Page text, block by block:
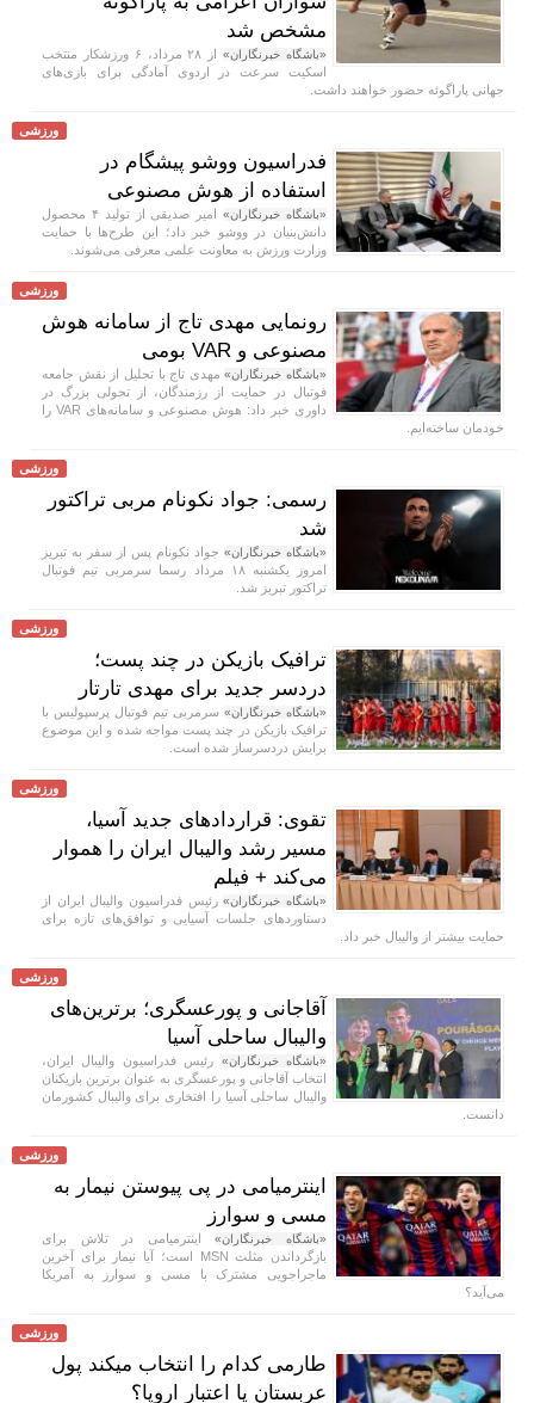
مشخص شد
«باشگاه خبرنگاران»
از ۲۸ مرداد، ۶ ورزشکار منتخب
اسکیت سرعت در اردوی آمادگی برای بازی‌های
جهانی پاراگوئه حضور خواهند داشت.
ورزشی
فدراسیون ووشو پیشگام در
استفاده از هوش مصنوعی
«باشگاه خبرنگاران»
امیر صدیقی از تولید ۴ محصول
دانش‌بنیان در ووشو خبر داد؛ این طرح‌ها با حمایت
وزارت ورزش به معاونت علمی معرفی می‌شوند.
ورزشی
رونمایی مهدی تاج از سامانه هوش
مصنوعی و VAR بومی
«باشگاه خبرنگاران»مهدی تاج با تجلیل از نقش جامعه
فوتبال در حمایت از رزمندگان، از تحولی بزرگ در
داوری خبر داد: هوش مصنوعی و سامانه‌های VAR را
خودمان ساخته‌ایم.
ورزشی
رسمی: جواد نکونام مربی تراکتور
شد
«باشگاه خبرنگاران» جواد نکونام پس از سفر به تبریز
امروز یکشنبه ۱۸ مرداد رسما سرمربی تیم فوتبال
تراکتور تبریز شد.
ورزشی
ترافیک بازیکن در چند پست؛
دردسر جدید برای مهدی تارتار
«باشگاه خبرنگاران» سرمربی تیم فوتبال پرسپولیس با
ترافیک بازیکن در چند پست مواجه شده و این موضوع
برایش دردسرساز شده است.
ورزشی
تقوی: قرارداد‌های جدید آسیا،
مسیر رشد والیبال ایران را هموار
می‌کند + فیلم
«باشگاه خبرنگاران»رئیس فدراسیون والیبال ایران از
دستاورد‌های جلسات آسیایی و توافق‌های تازه برای
حمایت بیشتر از والیبال خبر داد.
ورزشی
آقاجانی و پورعسگری؛ برترین‌های
والیبال ساحلی آسیا
«باشگاه خبرنگاران» رئیس فدراسیون والیبال ایران،
انتخاب آقاجانی و پورعسگری به عنوان برترین بازیکنان
والیبال ساحلی آسیا را افتخاری برای والیبال کشورمان
دانست.
ورزشی
اینترمیامی در پی پیوستن نیمار به
مسی و سوارز
«باشگاه خبرنگاران»اینترمیامی در تلاش برای
بازگرداندن مثلث MSN است؛ آیا نیمار برای آخرین
ماجراجویی مشترک با مسی و سوارز به آمریکا
می‌آید؟
ورزشی
طارمی کدام را انتخاب میکند پول
عربستان یا اعتبار اروپا؟